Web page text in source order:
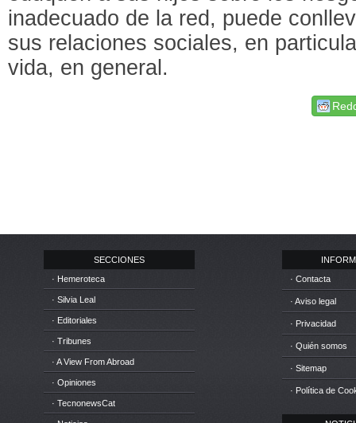
inadecuado de la red, puede
sus relaciones sociales, en
vida, en general.
SECCIONES
· Hemeroteca
· Silvia Leal
· Editoriales
· Tribunes
· A View From Abroad
· Opiniones
· TecnonewsCat
· Contacta
· Aviso legal
· Privacidad
· Quién somos
· Sitemap
· Política de